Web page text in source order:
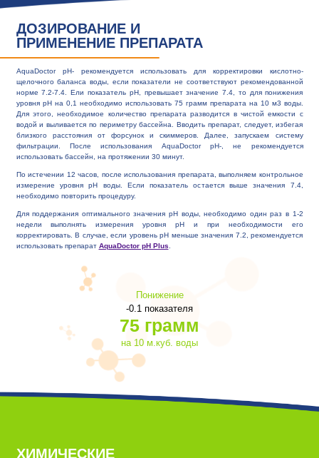
ДОЗИРОВАНИЕ И
ПРИМЕНЕНИЕ ПРЕПАРАТА
AquaDoctor pH- рекомендуется использовать для корректировки кислотно-
щелочного баланса воды, если показатели не соответствуют рекомендованной
норме 7.2-7.4. Ели показатель pH, превышает значение 7.4, то для понижения
уровня рН на 0,1 необходимо использовать 75 грамм препарата на 10 м3 воды.
Для этого, необходимое количество препарата разводится в чистой емкости с
водой и выливается по периметру бассейна. Вводить препарат, следует, избегая
близкого расстояния от форсунок и скиммеров. Далее, запускаем систему
фильтрации. После использования AquaDoctor pH-, не рекомендуется
использовать бассейн, на протяжении 30 минут.
По истечении 12 часов, после использования препарата, выполняем контрольное
измерение уровня рН воды. Если показатель остается выше значения 7.4,
необходимо повторить процедуру.
Для поддержания оптимального значения рН воды, необходимо один раз в 1-2
недели выполнять измерения уровня рН и при необходимости его
корректировать. В случае, если уровень рН меньше значения 7.2, рекомендуется
использовать препарат AquaDoctor pH Plus
Понижение
-0.1 показателя
75 грамм
на 10 м.куб. воды
ХИМИЧЕСКИЕ